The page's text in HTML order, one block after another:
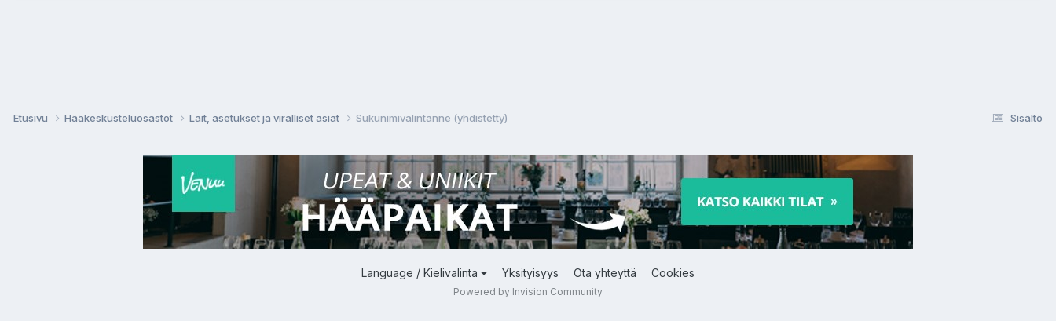
Sisältö
Etusivu Hääkeskusteluosastot Lait, asetukset ja viralliset asiat Sukunimivalintanne (yhdistetty)
Language / Kielivalinta Yksityisyys Ota yhteyttä Cookies
Powered by Invision Community